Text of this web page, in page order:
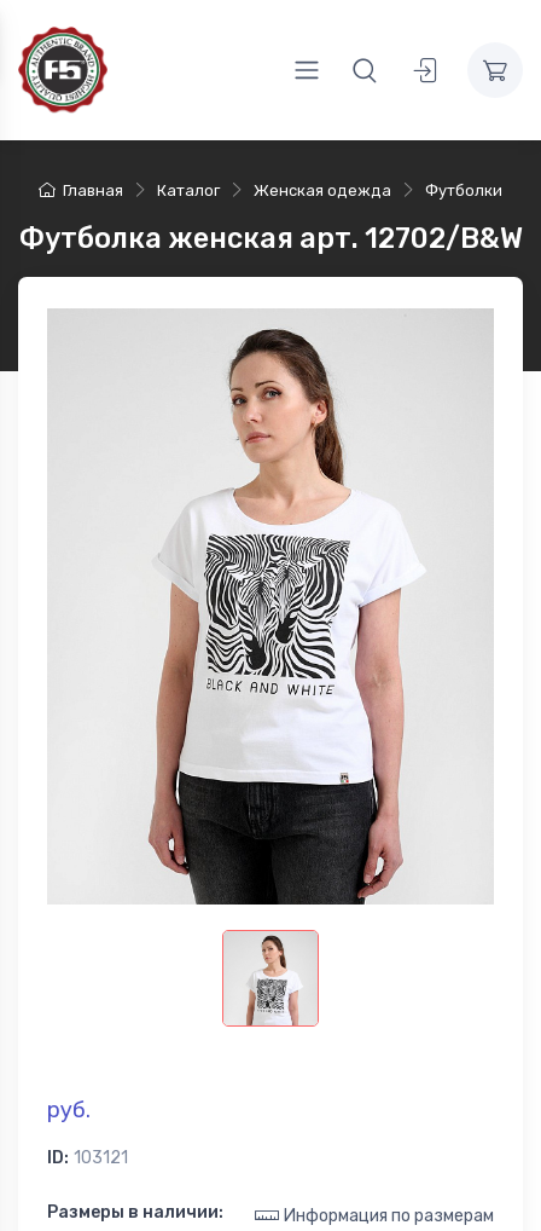
Главная Каталог Женская одежда Футболки
Футболка женская арт. 12702/B&W
руб.
ID: 103121
Размеры в наличии: Информация по размерам